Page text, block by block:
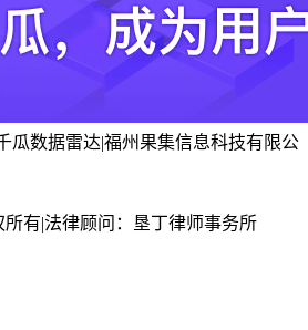
瓜数据雷达|福州果集信息科技有限公
所有|法律顾问：垦丁律师事务所